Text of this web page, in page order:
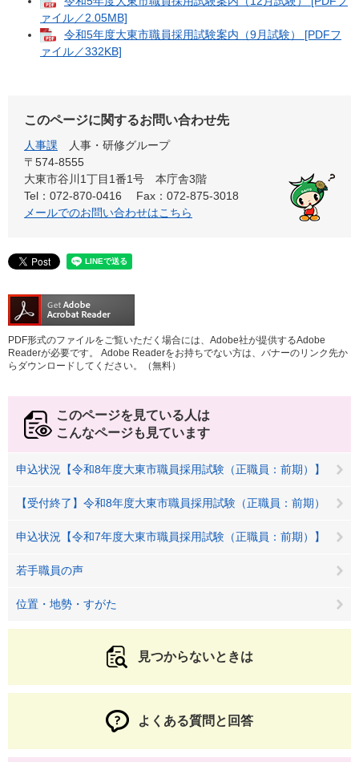
ァイル／2.05MB]
令和5年度大東市職員採用試験案内（9月試験） [PDFフ
ァイル／332KB]
このページに関するお問い合わせ先
人事課
人事・研修グループ
〒574-8555
大東市谷川1丁目1番1号 本庁舎3階
Tel：072-870-0416
Fax：072-875-3018
メールでのお問い合わせはこちら
PDF形式のファイルをご覧いただく場合には、Adobe社が提供するAdobe
Readerが必要です。
Adobe Readerをお持ちでない方は、バナーのリンク先か
らダウンロードしてください。（無料）
このページを見ている人は
こんなページも見ています
申込状況【令和8年度大東市職員採用試験（正職員：前期）】
【受付終了】令和8年度大東市職員採用試験（正職員：前期）
申込状況【令和7年度大東市職員採用試験（正職員：前期）】
若手職員の声
位置・地勢・すがた
見つからないときは
よくある質問と回答